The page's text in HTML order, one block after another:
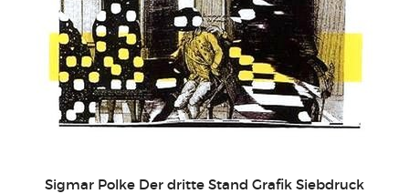
Sigmar Polke Der dritte Stand Grafik Siebdruck